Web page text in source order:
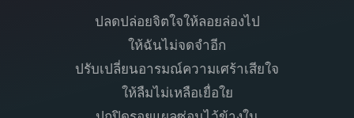
ปลดปล่อยจิตใจให้ลอยล่องไป
ให้ฉันไม่จดจำอีก
ปรับเปลี่ยนอารมณ์ความเศร้าเสียใจ
ให้ลืมไม่เหลือเยื่อใย